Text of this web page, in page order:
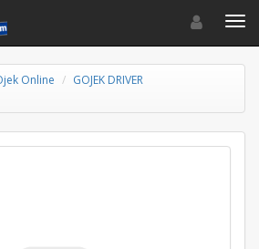
Toggle
Online
GOJEK DRIVER